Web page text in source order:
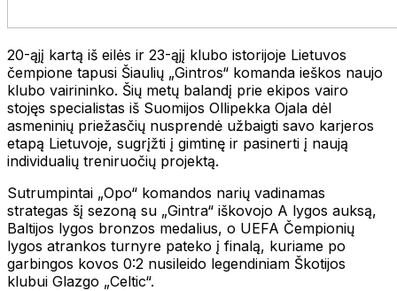
20-ąjį kartą iš eilės ir 23-ąjį klubo istorijoje Lietuvos
čempione tapusi Šiaulių „Gintros“ komanda ieškos naujo
klubo vairininko. Šių metų balandį prie ekipos vairo
stojęs specialistas iš Suomijos Ollipekka Ojala dėl
asmeninių priežasčių nusprendė užbaigti savo karjeros
etapą Lietuvoje, sugrįžti į gimtinę ir pasinerti į naują
individualių treniruočių projektą.
Sutrumpintai „Opo“ komandos narių vadinamas
strategas šį sezoną su „Gintra“ iškovojo A lygos auksą,
Baltijos lygos bronzos medalius, o UEFA Čempionių
lygos atrankos turnyre pateko į finalą, kuriame po
garbingos kovos 0:2 nusileido legendiniam Škotijos
klubui Glazgo „Celtic“.